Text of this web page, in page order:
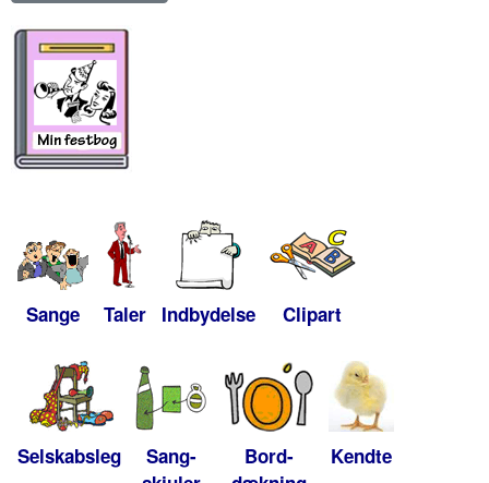
Sange Taler Indbydelse Clipart
Selskabsleg
Sang-
Bord-
Kendte